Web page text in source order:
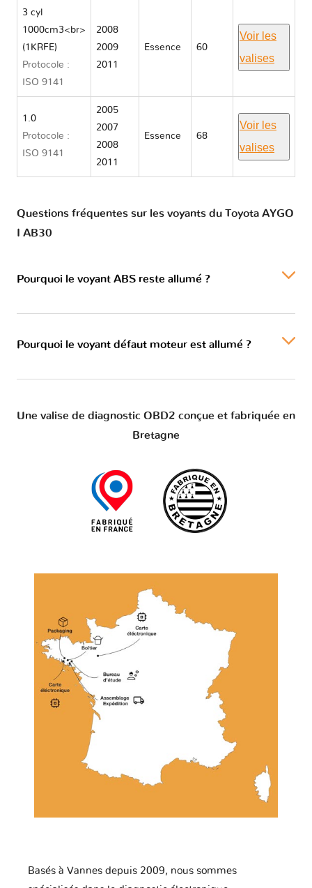
3 cyl
1000cm3<br>
(1KRFE)
Protocole :
ISO 9141
2008
2009
2011
Essence 60
Voir les
valises
1.0
Protocole :
ISO 9141
2005
2007
2008
2011
Essence 68
Voir les
valises
Questions fréquentes sur les voyants du Toyota AYGO
I AB30
Pourquoi le voyant ABS reste allumé ?
Pourquoi le voyant défaut moteur est allumé ?
Une valise de diagnostic OBD2 conçue et fabriquée en
Bretagne
Basés à Vannes depuis 2009, nous sommes